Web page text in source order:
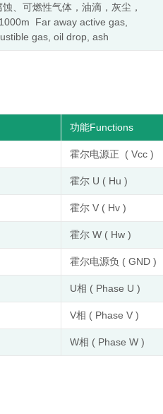
、可燃性气体，油滴，灰尘，
Far away active gas,
gas, oil drop, ash
功能Functions
霍尔电源正 ( Vcc )
霍尔 U ( Hu )
霍尔 V ( Hv )
霍尔 W ( Hw )
霍尔电源负 ( GND )
U相 ( Phase U )
V相 ( Phase V )
W相 ( Phase W )